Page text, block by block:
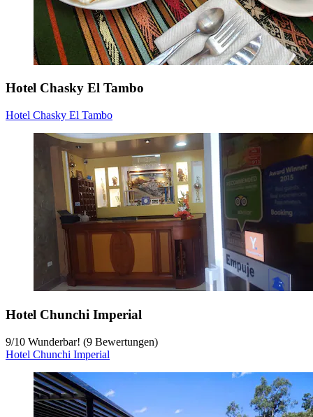
Hotel Chasky El Tambo
Hotel Chasky El Tambo
Hotel Chunchi Imperial
9/10 Wunderbar! (9 Bewertungen)
Hotel Chunchi Imperial